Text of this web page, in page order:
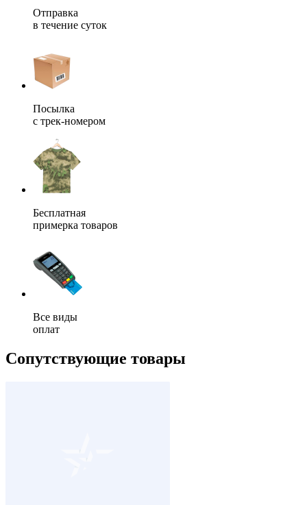
Отправка
в течение суток
Посылка
с трек-номером
Бесплатная
примерка товаров
Все виды
оплат
Сопутствующие товары